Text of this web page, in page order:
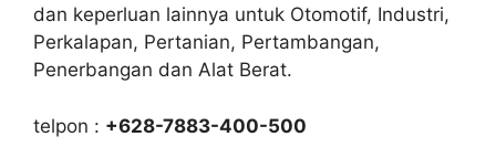
dan keperluan lainnya untuk Otomotif, Industri,
Perkalapan, Pertanian, Pertambangan,
Penerbangan dan Alat Berat.
telpon : +628-7883-400-500